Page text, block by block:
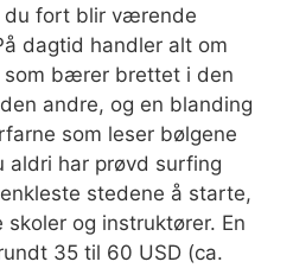
du fort blir værende
dagtid handler alt om
som bærer brettet i den
andre, og en blanding
som leser bølgene
aldri har prøvd surfing
stedene å starte,
og instruktører. En
35 til 60 USD (ca.